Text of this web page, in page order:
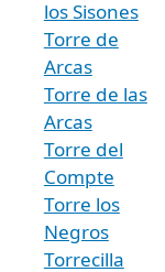
los Sisones
Torre de
Arcas
Torre de las
Arcas
Torre del
Compte
Torre los
Negros
Torrecilla